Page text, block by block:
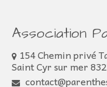
Association
154 Chemin privé
Saint Cyr sur mer